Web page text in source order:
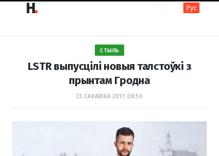
Рус
СТЫЛЬ
LSTR выпусцілі новыя талстоўкі з
прынтам Гродна
23 САКАВІКА 2017, 08:56